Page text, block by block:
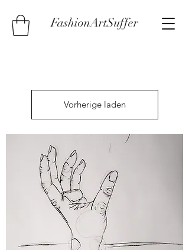
FashionArtSuffer
Vorherige laden